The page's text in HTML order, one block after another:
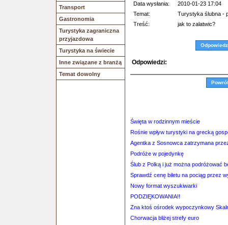
Transport
Gastronomia
Turystyka zagraniczna
przyjazdowa
Turystyka na świecie
Inne związane z branżą
Temat dowolny
Data wysłania:
2010-01-23 17:04
Temat:
Turystyka ślubna -
Treść:
jak to zalatwic?
Odpowiedz
Odpowiedzi:
Święta w rodzinnym mieście
Rośnie wpływ turystyki na grecką
Agentka z Sosnowca zatrzymana
Podróże w pojedynkę
Ślub z Polką i już można podróżować
Sprawdź cenę biletu na pociąg przez
Nowy format wyszukiwarki
PODZIĘKOWANIA!!
Zna ktoś ośrodek wypoczynkowy
Chorwacja bliżej strefy euro